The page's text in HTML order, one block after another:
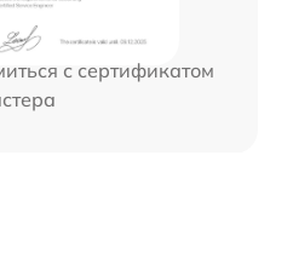
с сертификатом